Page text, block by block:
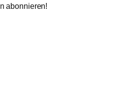
abonnieren!